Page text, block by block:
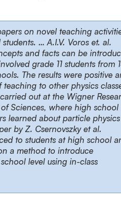
on novel teaching
… A.I.V. Voros et. al.
and facts can be
grade 11 students from
The results were positive
to other physics
out at the Wigner
Sciences, where high school
learned about particle physics
by Z. Csernovszky et al.
to students at high school
a method to introduce
level using in-class